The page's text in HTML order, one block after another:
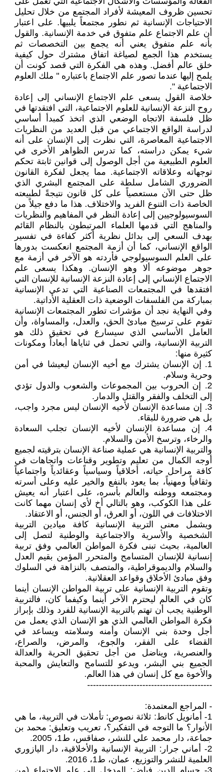
تحسين ظروف المعيشة لأفراد المجتمع من خلال تحليل
الاحتياجات الإنسانية ثم نطور مجتمعاً يلبيها. على اعتبار
أن علم الاجتماع علم متفوق في خدمة الإنسانية. والقول
بأنه علم متفوق يعني أنه يجمع بين التخصصات ثم
يستخدم هذا الجمع لصياغة اتفاق مشترك حول كيفية
خلق عالم أفضل. وهذه هي الفكرة التي قصد كونت أن
يلمح إليها عندما تصور علم الاجتماع باعتباره " ملك العلوم
الاجتماعية ".
خلاصة القول يسعى علم الاجتماع الإنساني إلى إعادة
روح النزعة الإنسانية للعلوم الاجتماعية، التي افتقدتها في
ظل فلسفة الاتجاه الوضعي الذي اتخذ كمبدأ أساسي
لدراسة الواقع الاجتماعي من قبل العديد من النظريات
الاجتماعية المعاصرة، التي نظرت إلى الإنسان على أنه
شيء يمكن دراسته، كما تدرس الظواهر الأخرى في
العلوم الطبيعية من أجل الوصول إلى قوانين ثابتة تحكم
توجهاته وعلاقاته الاجتماعية. مما يجعل لفكرة القانون
الضروري الشامل سلطة على المجتمع البشري الذي
ظل حتى الآن مستعصياً على كل قانون نتيجةً لطبيعته
الخاصة ذات التنوع الفريد والاختلاف. هذا ما دفع جيلاً من
السوسيولوجيين إلى إعادة النظر في المفاهيم والنظريات
والمناهج التي قدمها العلماء المرتبطون بالنظام القائم
بهدف السعي إلى بدائل نظرية أكثر كفاءة في تفسير
الواقع الإنساني، كما أن أزمة المجتمع انعكست بدورها
على العلم السوسيولوجي فأردته هو الآخر في أزمة مع
جوهر موضوعه ألا وهو الإنسان. وهكذا يسعى علم
الاجتماع الإنساني إلى إعادة النزعة الإنسانية للإنسان التي
افتقدها في المجتمعات الصناعية التي تدعي الإنسانية
بمباركة من الفلسفات الوضعية ذات العقلية الأداتية.
وفي النهاية نجد أن مؤشرات تطور المجتمعات الإنسانية
تقوم على ترسيخ مبادئ الحق، والعدل، والمساواة، وأن
العامل الأساسي الذي سيسارع في تحقيق ذلك هو
التربية الإنسانية، والتي تحمل في ثناياها أبعاداً ومكونات
كثيرة منها:
1. إن الإنسان يشترك مع أخيه الإنسان ليعيشا في أمن
وحرية وسلام.
2. إن الحروب بين المجموعات والشعوب والدول تؤدي
إلى التخلف والفقر والقتل والدمار.
3. إن مساعدة الإنسان لأخيه الإنسان ليس مجرد واجب،
بل هي ضرورة للبقاء.
4. إن مساعدة الإنسان لأخيه الإنسان تجلب السعادة
والرخاء، وترسخ الأمن والسلام.
والتربية الإنسانية هي عملية صناعة الإنسان بترقيته لجميع
أوجه الكمال من تعليم وتطوير وقناعات واتجاهات في
كافة مراحل حياته، أخلاقياً وسياسياً وعقائدياً واجتماعياً
وثقافياً ومهنياً، بما يعود بالنفع والخير عليه وعلى أسرته
ومجتمعه ووطنه والعالم بأسره، على اعتبار أنه يعيش
على هذا الكوكب، وهو بالتالي أخ لأي إنسان مهما كانت
الاختلافات في اللون، أو العرق، أو الجنس، أو الاعتقاد.
ويشمل معنى التربية الإنسانية كافة ميادين التربية
الشخصية والأسرية والاجتماعية والوطنية لتصل إلى
العالمية، بحيث تبنى فكرة المواطن العالمي وفق تربية
إنسانية للإنسان المتسامح والمتحرر المؤمن بقيم العدل
والسلام والديموقراطية، والمتصف بالنزاهة في السلوك
وفق مبادئ الأخلاق وقواعد العقلانية.
وتقوم التربية الإنسانية على تربية المواطن الإنسان أينما
كان في العالم ليحترم الآخر أينما وكيفما كان، فالتربية
الوطنية يجب أن تهتم بالتربية الإنسانية للفرد وذلك بإبراز
فكرة المواطن العالمي الذي هو الإنسان الذي يعمل من
أجل وحدة بني الإنسان وأمنه وسلامته ويساعد في
القضاء على الفقر، والجوع، والمرض، والصراع،
والعنصرية، ويناضل من أجل تحقيق الحرية والعدالة
الجميع بني البشر، ويدعو للتسامح والتعايش والمحبة
والأخوة مع كل إنسان في هذا العالم.
-------------------------------------------
- المراجع المعتمدة:
1- أمانويل كانط: ثلاثة نصوص: تأملات في التربية، ما هي
الأنوار؟ ما التوجه في التفكير؟، تعريب وتعليق: محمد بن
جماعة، دار محمد علي للنشر، صفاقس، ط1، 2005.
2- أماني جرار: التربية الإنسانية والأخلاقية، دار اليازوري
العلمية للنشر والتوزيع، عمان، ط1، 2016.